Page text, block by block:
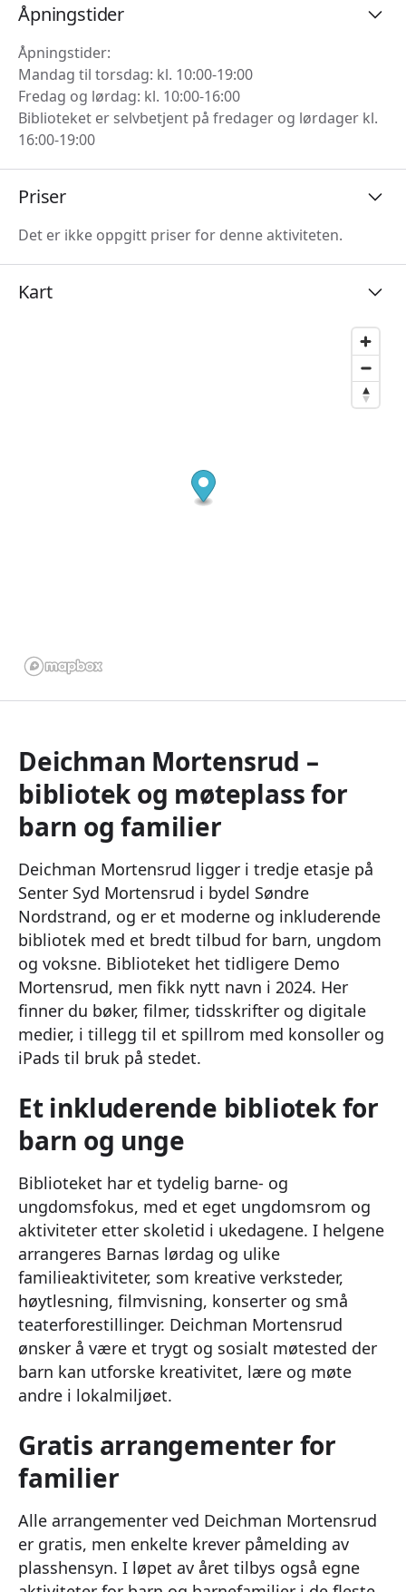
Åpningstider
Åpningstider:
Mandag til torsdag: kl. 10:00-19:00
Fredag og lørdag: kl. 10:00-16:00
Biblioteket er selvbetjent på fredager og lørdager kl.
16:00-19:00
Priser
Det er ikke oppgitt priser for denne aktiviteten.
Kart
Deichman Mortensrud –
bibliotek og møteplass for
barn og familier
Deichman Mortensrud ligger i tredje etasje på
Senter Syd Mortensrud i bydel Søndre
Nordstrand, og er et moderne og inkluderende
bibliotek med et bredt tilbud for barn, ungdom
og voksne. Biblioteket het tidligere Demo
Mortensrud, men fikk nytt navn i 2024. Her
finner du bøker, filmer, tidsskrifter og digitale
medier, i tillegg til et spillrom med konsoller og
iPads til bruk på stedet.
Et inkluderende bibliotek for
barn og unge
Biblioteket har et tydelig barne- og
ungdomsfokus, med et eget ungdomsrom og
aktiviteter etter skoletid i ukedagene. I helgene
arrangeres Barnas lørdag og ulike
familieaktiviteter, som kreative verksteder,
høytlesning, filmvisning, konserter og små
teaterforestillinger. Deichman Mortensrud
ønsker å være et trygt og sosialt møtested der
barn kan utforske kreativitet, lære og møte
andre i lokalmiljøet.
Gratis arrangementer for
familier
Alle arrangementer ved Deichman Mortensrud
er gratis, men enkelte krever påmelding av
plasshensyn. I løpet av året tilbys også egne